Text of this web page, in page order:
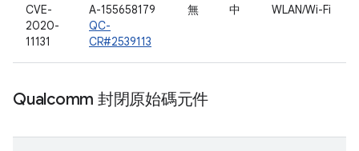
CVE-
2020-
11131
A-155658179
QC-
CR#2539113
無 中 WLAN/Wi-Fi
Qualcomm 封閉原始碼元件